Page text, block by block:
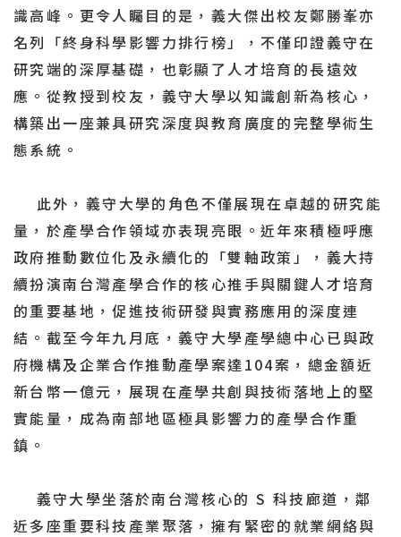
識高峰。更令人矚目的是，義大傑出校友鄭勝峯亦
名列「終身科學影響力排行榜」，不僅印證義守在
研究端的深厚基礎，也彰顯了人才培育的長遠效
應。從教授到校友，義守大學以知識創新為核心，
構築出一座兼具研究深度與教育廣度的完整學術生
態系統。
此外，義守大學的角色不僅展現在卓越的研究能
量，於產學合作領域亦表現亮眼。近年來積極呼應
政府推動數位化及永續化的「雙軸政策」，義大持
續扮演南台灣產學合作的核心推手與關鍵人才培育
的重要基地，促進技術研發與實務應用的深度連
結。截至今年九月底，義守大學產學總中心已與政
府機構及企業合作推動產學案達104案，總金額近
新台幣一億元，展現在產學共創與技術落地上的堅
實能量，成為南部地區極具影響力的產學合作重
鎮。
義守大學坐落於南台灣核心的 S 科技廊道，鄰
近多座重要科技產業聚落，擁有緊密的就業網絡與